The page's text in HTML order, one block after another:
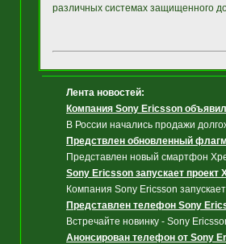
различных системах защищенного
Лента новостей:
Компания Sony Ericsson
В России начались продажи
Предствлен обновленный
Представлен новый смартфон
Sony Ericsson запускает проект
Компания Sony Ericsson
Представлен телефон Sony
Встречайте новинку - Sony
Анонсирован телефон от Sony